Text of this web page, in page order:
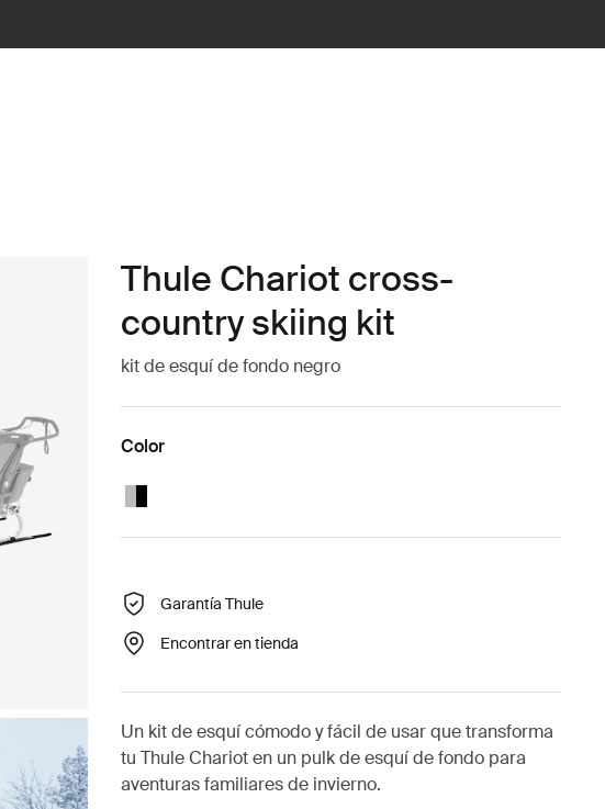
Thule Chariot cross-
country skiing kit
kit de esquí de fondo negro
Color
Thule Chariot cross-country skiing kit Aluminum/Black
Garantía Thule
Encontrar en tienda
Un kit de esquí cómodo y fácil de usar que transforma
tu Thule Chariot en un pulk de esquí de fondo para
aventuras familiares de invierno.